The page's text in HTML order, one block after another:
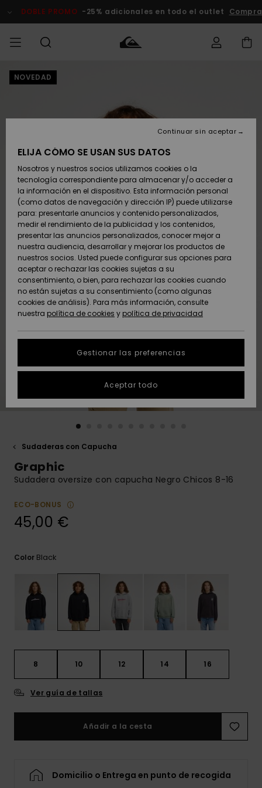
del
DOBLE PROMO -25% adicionales en todo el outlet
HOMBRE
Zapatos y
chanclas
Surf
Snow
Novedades
Destacados
Zapatos y
chanclas
Surf
Snow
Novedades
Destacados
Destacados
Snow
SURF
Highlights
Comunidad
SNOW
Hombre
Snow Niños
Tienda
Snow Mujer
Destacados
Comunidad
DOBLE
PROMO
Outlet
Mujer
AYUDA &
CONTACTO
Envio
Devoluciones
Pago
Tarjeta de
regalo
Quiksilver
Freedom
Protección de
datos
personales
Inicia una
conversación
la respuesta
Encuentra
contacto.
Consultar
las FAQ
SOSTENIBILIDAD
NOVEDAD
Sudaderas con Capucha
Graphic
Sudadera oversize con capucha Negro Chicos 8-16
ECO-BONUS
45,00 €
Color Black
8 10 12 14 16
Ver guía de tallas
Añadir a la cesta
Domicilio o Entrega en punto de recogida
ELIJA CÓMO SE USAN SUS DATOS
Nosotros y nuestros socios utilizamos cookies o la
tecnología correspondiente para almacenar y/o acceder a
la información en el dispositivo. Esta información personal
(como datos de navegación y dirección IP) puede utilizarse
para: presentarle anuncios y contenido personalizados,
medir el rendimiento de la publicidad y los contenidos,
presentar las anuncios personalizados, conocer mejor a
nuestra audiencia, desarrollar y mejorar los productos de
nuestros socios. Usted puede configurar sus opciones para
aceptar o rechazar las cookies sujetas a su
consentimiento, o bien, para rechazar las cookies cuando
no están sujetas a su consentimiento (como algunas
cookies de análisis). Para más información, consulte
nuestra política de cookies y política de privacidad
Gestionar las preferencias
Continuar sin aceptar
Aceptar todo